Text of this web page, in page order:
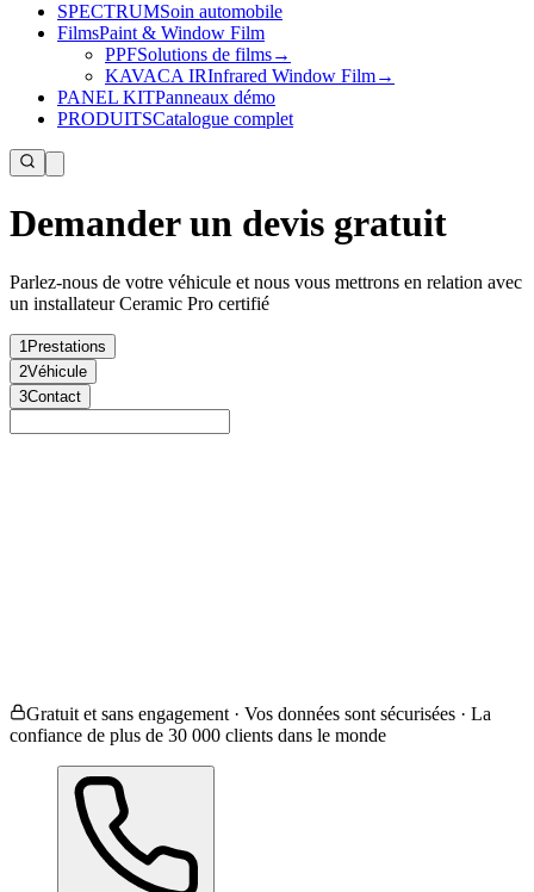
SPECTRUMSoin automobile
FilmsPaint & Window Film
PPFSolutions de films→
KAVACA IRInfrared Window Film→
PANEL KITPanneaux démo
PRODUITSCatalogue complet
Demander un devis gratuit
Parlez-nous de votre véhicule et nous vous mettrons en relation avec
un installateur Ceramic Pro certifié
1 Prestations
2Véhicule
3Contact
Gratuit et sans engagement · Vos données sont sécurisées · La
confiance de plus de 30 000 clients dans le monde